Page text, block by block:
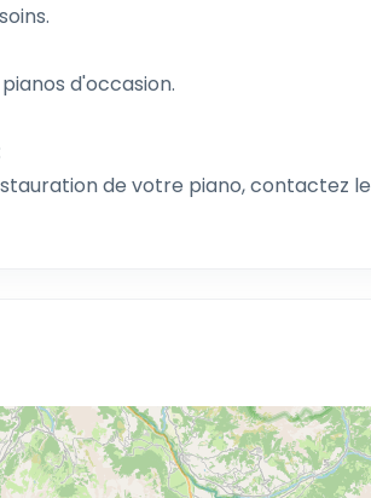
d'occasion.
de votre piano, contactez le